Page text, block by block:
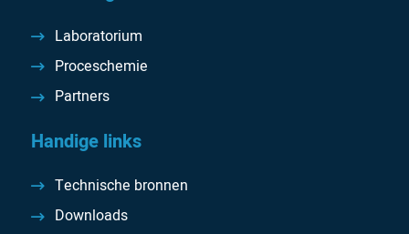
Laboratorium
Proceschemie
Partners
Handige links
Technische bronnen
Downloads